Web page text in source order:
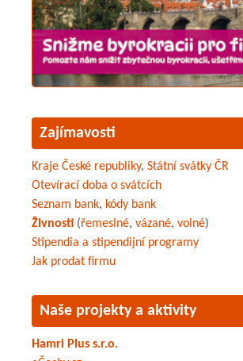
Zajímavosti
Kraje České republiky, Státní svátky ČR
Otevírací doba o svátcích
Seznam bank, kódy bank
Živnosti (řemeslné, vázané, volné)
Stipendia a stipendijní programy
Jak prodat firmu
Naše projekty a aktivity
Hamri Plus s.r.o.